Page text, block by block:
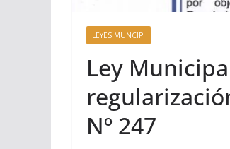
LEYES MUNCIP.
Ley
Nº 247